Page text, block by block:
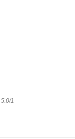
5.0/1